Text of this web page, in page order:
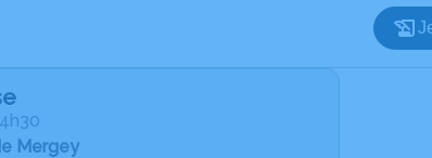
Mergey